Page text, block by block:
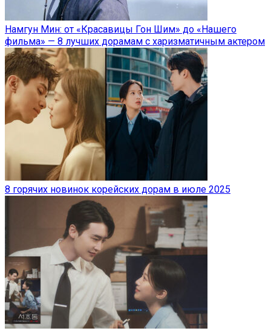
Намгун Мин: от «Красавицы Гон Шим» до «Нашего
фильма» — 8 лучших дорамам с харизматичным актером
8 горячих новинок корейских дорам в июле 2025